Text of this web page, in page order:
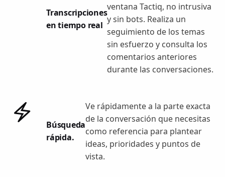
Transcripciones
en tiempo real
ventana Tactiq, no intrusiva
y sin bots. Realiza un
seguimiento de los temas
sin esfuerzo y consulta los
comentarios anteriores
durante las conversaciones.
Búsqueda
rápida.
Ve rápidamente a la parte exacta
de la conversación que necesitas
como referencia para plantear
ideas, prioridades y puntos de
vista.